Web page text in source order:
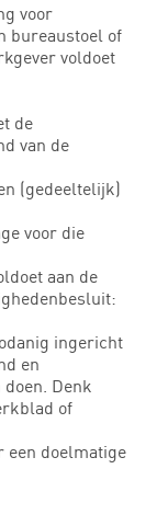
voor
bureaustoel of
voldoet
de
van de
(gedeeltelijk)
voor die
aan de
ingericht
en
Denk
of
een doelmatige